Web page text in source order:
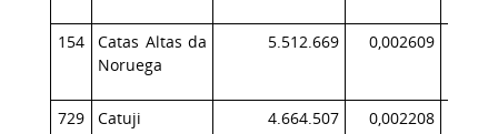
154
Catas Altas da
Noruega
5.512.669 0,002609
729 Catuji 4.664.507 0,002208